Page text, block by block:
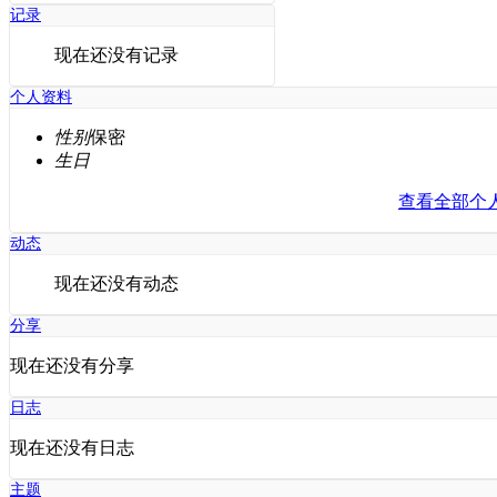
记录
现在还没有记录
个人资料
性别保密
生日
查看全部个
动态
现在还没有动态
分享
现在还没有分享
日志
现在还没有日志
主题